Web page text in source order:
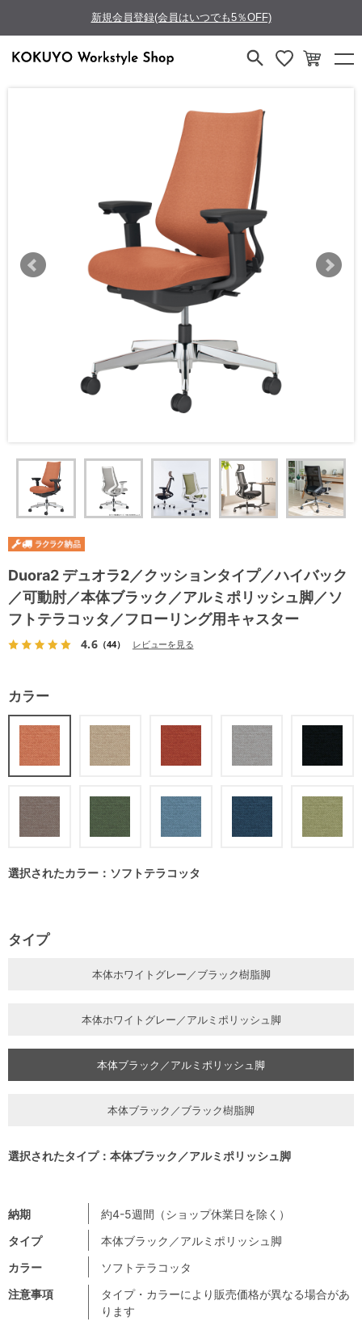
新規会員登録(会員はいつでも5％OFF)
Duora2 デュオラ2／クッションタイプ／ハイバック
／可動肘／本体ブラック／アルミポリッシュ脚／ソ
フトテラコッタ／フローリング用キャスター
4.6（44） レビューを見る
注意事項
タイプ・カラーにより販売価格が異なる場合があ
ります
納期
約4-5週間（ショップ休業日を除く）
タイプ
本体ブラック／アルミポリッシュ脚
カラー
ソフトテラコッタ
カラー
選択されたカラー：ソフトテラコッタ
タイプ
本体ホワイトグレー／ブラック樹脂脚
本体ホワイトグレー／アルミポリッシュ脚
本体ブラック／アルミポリッシュ脚
本体ブラック／ブラック樹脂脚
選択されたタイプ：本体ブラック／アルミポリッシュ脚